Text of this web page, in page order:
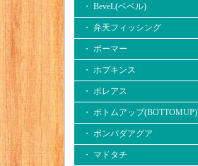
・ BeveL(ベベル)
・ 弁天フィッシング
・ ボーマー
・ ホプキンス
・ ボレアス
・ ボトムアップ(BOTTOMUP)
・ ボンバダアグア
・ マドタチ